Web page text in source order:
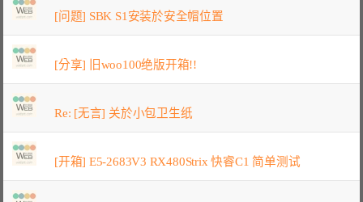
[问题] SBK S1安装於安全帽位置
[分享] 旧woo100绝版开箱!!
Re: [无言] 关於小包卫生纸
[开箱] E5-2683V3 RX480Strix 快睿C1 简单测试